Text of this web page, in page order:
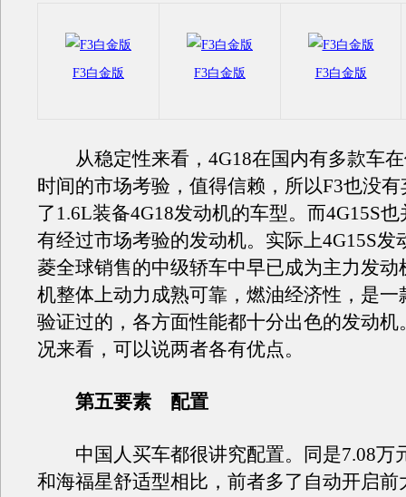
F3白金版 F3白金版 F3白金版
从稳定性来看，4G18在国内有多款车在
时间的市场考验，值得信赖，所以F3也没
了1.6L装备4G18发动机的车型。而4G15S
有经过市场考验的发动机。实际上4G15S发
菱全球销售的中级轿车中早已成为主力发动
机整体上动力成熟可靠，燃油经济性，是一
验证过的，各方面性能都十分出色的发动机
况来看，可以说两者各有优点。
第五要素 配置
中国人买车都很讲究配置。同是7.08万
和海福星舒适型相比，前者多了自动开启前